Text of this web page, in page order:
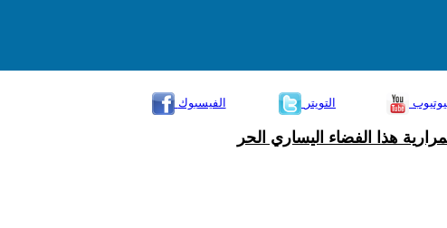
الفيسبوك
التويتر
هذا الفضاء اليساري الحر